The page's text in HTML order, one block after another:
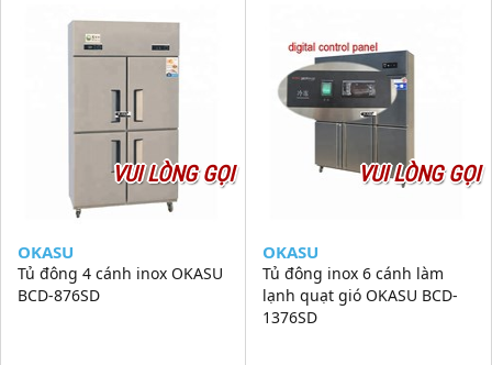
VUI LÒNG GỌI
OKASU
Tủ đông 4 cánh inox OKASU
BCD-876SD
VUI LÒNG GỌI
OKASU
Tủ đông inox 6 cánh làm
lạnh quạt gió OKASU BCD-
1376SD